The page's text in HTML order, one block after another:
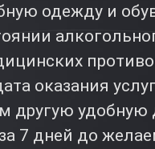
одежду и
оказания
другую удобную
7 дней до